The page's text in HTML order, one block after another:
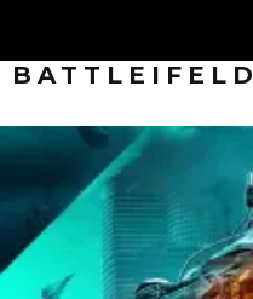
BATTLEIFELD